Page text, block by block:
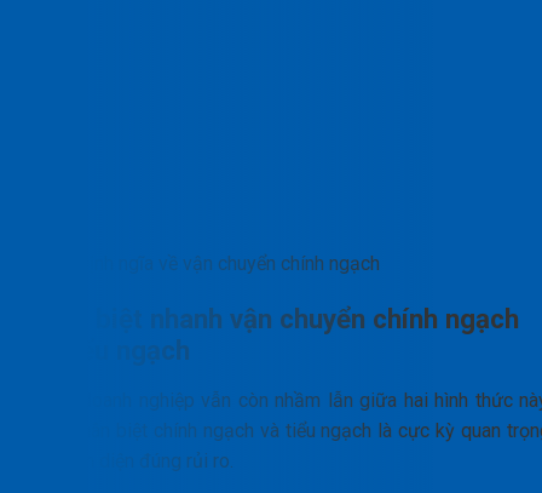
Định ngĩa về vận chuyển chính ngạch
Phân biệt nhanh vận chuyển chính ngạch
và tiểu ngạch
Nhiều doanh nghiệp vẫn còn nhầm lẫn giữa hai hình thức
Việc phân biệt chính ngạch và tiểu ngạch là cực kỳ quan
để nhận diện đúng rủi ro.